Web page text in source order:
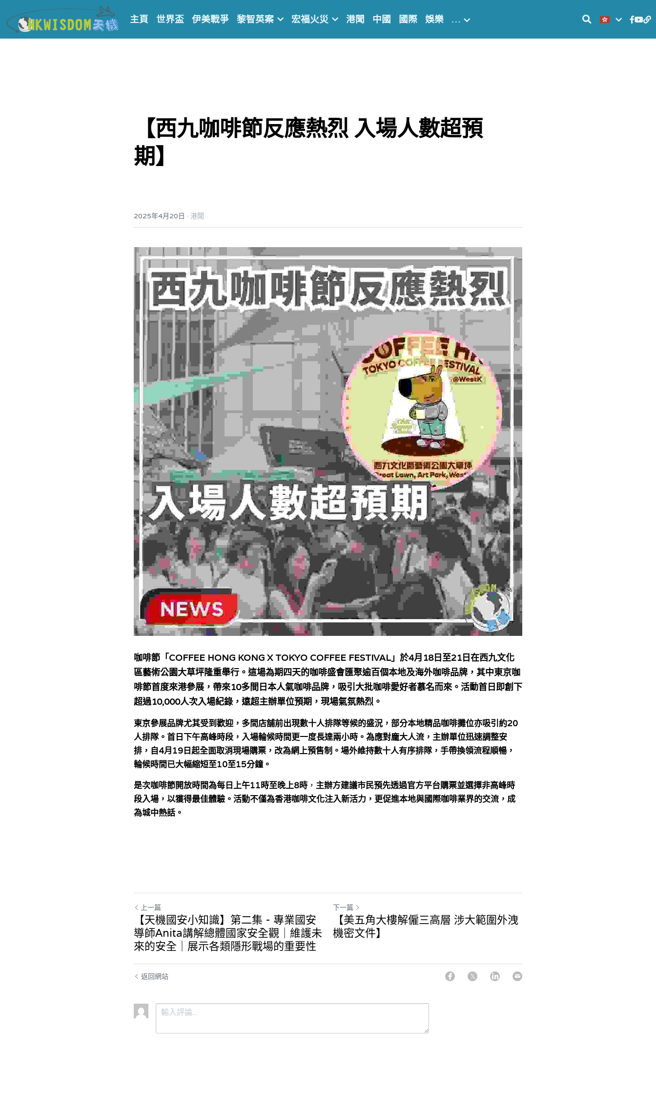
主頁 世界盃 伊美戰爭 黎智英案 宏福火災 港聞 中國 國際 娛樂 …
【西九咖啡節反應熱烈 入場人數超預
期】
2025年4月20日 · 港聞
咖啡節「COFFEE HONG KONG X TOKYO COFFEE FESTIVAL」於4月 18日至21 日在西九文化
區藝術公園大草坪隆重舉行。這場為期四天的咖啡盛會匯聚逾百個本地及海外咖啡品牌，其中東京咖
啡節首度來港參展，帶來10多間日本人氣咖啡品牌，吸引大批咖啡愛好者慕名而來。活動首日即創下
超過10,000人次入場紀錄，遠超主辦單位預期，現場氣氛熱烈。
東京參展品牌尤其受到歡迎，多間店舖前出現數十人排隊等候的盛況，部分本地精品咖啡攤位亦吸引約20
人排隊。首日下午高峰時段，入場輪候時間更一度長達兩小時。為應對龐大人流，主辦單位迅速調整安
排，自4月 19日起全面取消現場購票 ，改為網上預售制。場外維持數十人有序排隊，手帶換領流程順暢，
輪候時間已大幅縮短至10至15分鐘。
是次咖啡節開放時間為每日上午11時至晚上8時 ， 主辦方建議市民預先透過官方平台購票並選擇非高峰時
段入場，以獲得最佳體驗。活動不僅為香港咖啡文化注入新活力，更促進本地與國際咖啡業界的交流，成
為城中熱話。
上一篇
【天機國安小知識】第二集 - 專業國安
導師Anita講解總體國家安全觀｜維護未
來的安全｜展示各類隱形戰場的重要性
下一篇
【美五角大樓解僱三高層 涉大範圍外洩
機密文件】
返回網站